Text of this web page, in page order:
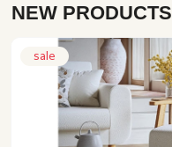
NEW PRODUCTS
sale